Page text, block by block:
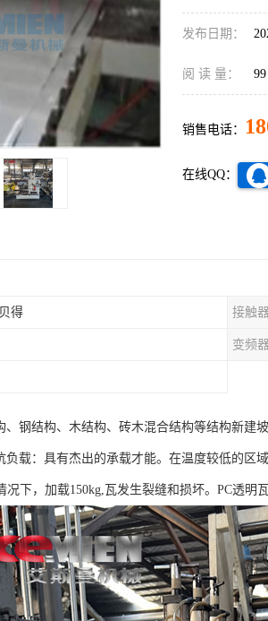
发布日期：
阅 读 量： 99
销售电话：
在线QQ：
得 接触
变频
、钢结构、木结构、砖木混合结构等结构新建
负载：具有杰出的承载才能。在温度较低的区
况下，加载150kg,瓦发生裂缝和损坏。PC透明